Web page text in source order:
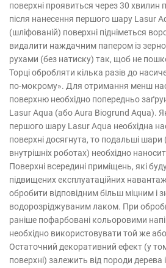
поверхні проявиться через 30 хвилин
після нанесення першого шару Lasur
(шліфованій) поверхні підніметься
видалити наждачним папером із
рухами (без натиску) так, щоб не
Торці обробляти кілька разів до
по-мокрому». Для отримання менш
поверхню необхідно попередньо
Lasur Aqua (або Aura Biogrund Aqua).
першого шару Lasur Aqua необхідна
поверхні досягнута, то подальші шари
внутрішніх роботах) необхідно
Поверхні всередині приміщень, які
підвищених експлуатаційних
обробити відповідним більш міцним і
водорозріджуваним лаком. При
раніше пофарбовані кольоровими
необхідно використовувати той же
Остаточний декоративний ефект (у тому
поверхні) залежить від породи дерева